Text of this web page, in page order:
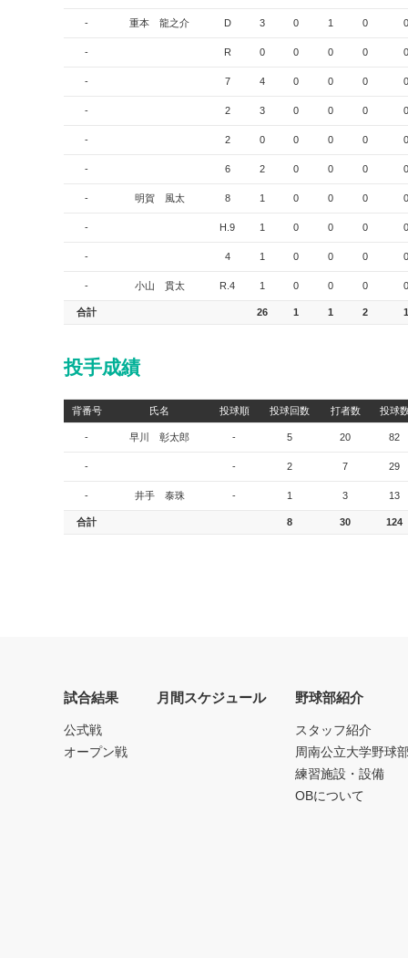
- 重本 龍之介 D 3 0 1 0 0
- R 0 0 0 0 0
- 7 4 0 0 0 0
- 2 3 0 0 0 0
- 2 0 0 0 0 0
- 6 2 0 0 0 0
- 明賀 風太 8 1 0 0 0 0
- H.9 1 0 0 0 0
- 4 1 0 0 0 0
- 小山 貫太 R.4 1 0 0 0 0
合計 26 1 1 2 1
投手成績
背番号 氏名 投球順 投球回数 打者数 投球
- 早川 彰太郎 - 5 20 82
- - 2 7 29
- 井手 泰珠 - 1 3 13
合計 8 30 124
試合結果
公式戦
オープン戦
月間スケジュール 野球部紹介
スタッフ紹介
周南公立大学野球
練習施設・設備
OBについて